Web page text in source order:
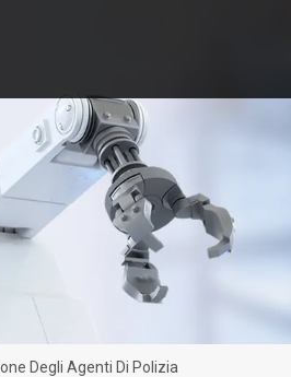
Degli Agenti Di Polizia